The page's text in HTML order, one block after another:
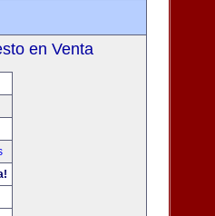
en Venta